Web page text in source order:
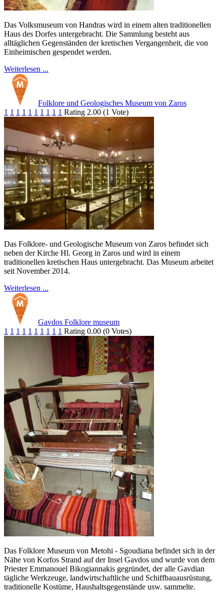
Das Volksmuseum von Handras wird in einem alten traditionellen
Haus des Dorfes untergebracht. Die Sammlung besteht aus
alltäglichen Gegenständen der kretischen Vergangenheit, die von
Einheimischen gespendet werden.
Weiterlesen ...
Folklore und Geologisches Museum von Zaros
1 1 1 1 1 1 1 1 1 1 Rating 2.00 (1 Vote)
Das Folklore- und Geologische Museum von Zaros befindet sich
neben der Kirche Hl. Georg in Zaros und wird in einem
traditionellen kretischen Haus untergebracht. Das Museum arbeitet
seit November 2014.
Weiterlesen ...
Gavdos Folklore museum
1 1 1 1 1 1 1 1 1 1 Rating 0.00 (0 Votes)
Das Folklore Museum von Metohi - Sgoudiana befindet sich in der
Nähe von Korfos Strand auf der Insel Gavdos und wurde von dem
Priester Emmanouel Bikogiannakis gegründet, der alle Gavdian
tägliche Werkzeuge, landwirtschaftliche und Schiffbauausrüstung,
traditionelle Kostüme, Haushaltsgegenstände usw. sammelte.